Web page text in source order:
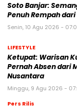
Soto Banjar:
Penuh Rempah
Senin, 10 Agu 2026 -
LIFESTYLE
Ketupat: Warisan
Pernah Absen dari
Nusantara
Minggu, 9 Agu 2026 -
Pers Rilis